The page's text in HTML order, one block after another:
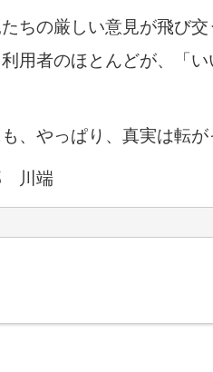
ちの厳しい意見が飛び
用者のほとんどが、「
、やっぱり、真実は転
川端